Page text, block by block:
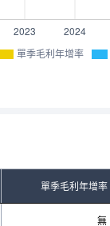
單季毛利年增率
單季毛利年增率
無